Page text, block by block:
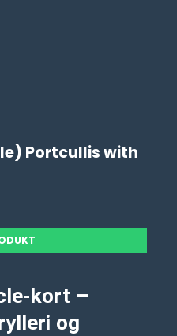
Portcullis with
kort –
og